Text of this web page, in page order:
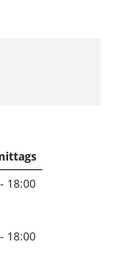
18:00
18:00